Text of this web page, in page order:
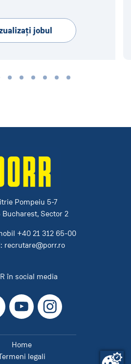
jobul
Pompeiu 5-7
Bucharest, Sector 2
+40 21 312 65-00
recrutare@porr.ro
în social media
YouTube Instagram
Home
legali